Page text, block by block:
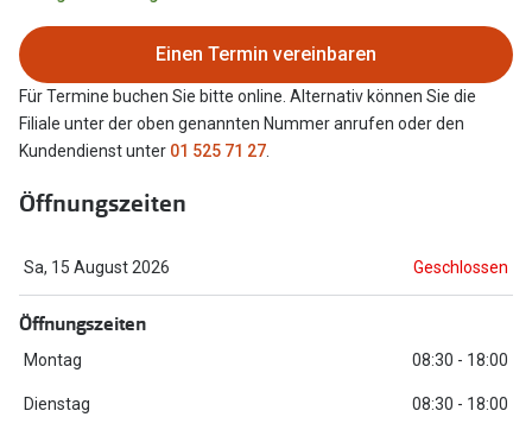
Armani Exchange
Ralph Lauren
ChangeMe
Farbe des Jahres
Seen
Ray-Ban
Einen Termin vereinbaren
Für Termine buchen Sie bitte online. Alternativ können Sie die
Filiale unter der oben genannten Nummer anrufen oder den
Kundendienst unter 01 525 71 27
Öffnungszeiten
Sa, 15 August 2026 Geschlossen
Öffnungszeiten
Montag 08:30 - 18:00
Dienstag 08:30 - 18:00